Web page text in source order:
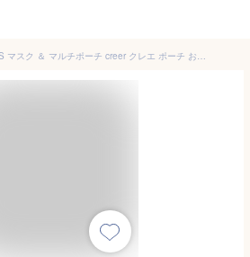
マスクケース CAMPAS マスク ＆ マルチポーチ creer クレエ ポーチ おしゃれ 軽量 仮置き 北欧 メンズ 持ち運び 旅行 小物入れ コスメポーチ 大きめ ギフト 化粧ポーチ 女性用